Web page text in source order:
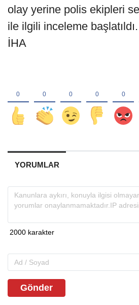
olay yerine polis ekipleri
ile ilgili inceleme başlatıldı.
İHA
YORUMLAR
Gönder